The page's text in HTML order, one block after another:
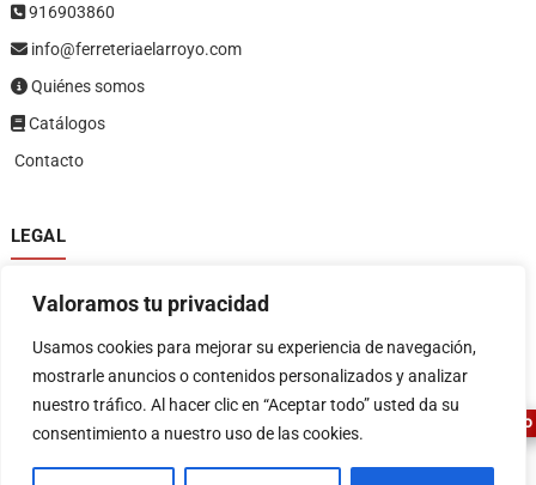
Valoramos tu privacidad
Usamos cookies para mejorar su experiencia de navegación,
mostrarle anuncios o contenidos personalizados y analizar
nuestro tráfico. Al hacer clic en “Aceptar todo” usted da su
consentimiento a nuestro uso de las cookies.
916903860
info@ferreteriaelarroyo.com
Quiénes somos
Catálogos
Contacto
LEGAL
Política de privacidad
Política de devoluciones y reembolsos
Términos y condiciones
ASESOR FERRETERO